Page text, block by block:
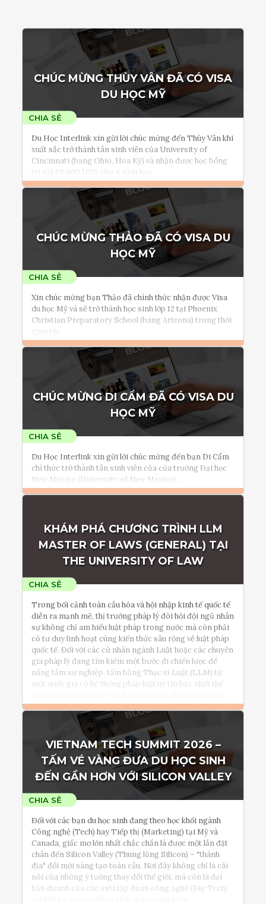
CHÚC MỪNG THÙY VÂN ĐÃ CÓ VISA
DU HỌC MỸ
Du Học Interlink xin gửi lời chúc mừng đến Thùy Vân khi
xuất sắc trở thành tân sinh viên của University of
Cincinnati (bang Ohio, Hoa Kỳ) và nhận được học bổng
trị giá 68,000 USD cho 4 năm học.
Đọc thêm
Tham vấn Interlink
CHÚC MỪNG THẢO ĐÃ CÓ VISA DU
HỌC MỸ
Xin chúc mừng bạn Thảo đã chính thức nhận được Visa
du học Mỹ và sẽ trở thành học sinh lớp 12 tại Phoenix
Christian Preparatory School (bang Arizona) trong thời
gian tới.
Đọc thêm
Tham vấn Interlink
CHÚC MỪNG DI CẨM ĐÃ CÓ VISA DU
HỌC MỸ
Du Học Interlink xin gửi lời chúc mừng đến bạn Di Cẩm
chí thức trở thành tân sinh viên của của trường Đại học
New Mexico (University of New Mexico).
Tham vấn Interlink
KHÁM PHÁ CHƯƠNG TRÌNH LLM
MASTER OF LAWS (GENERAL) TẠI
THE UNIVERSITY OF LAW
Trong bối cảnh toàn cầu hóa và hội nhập kinh tế quốc tế
diễn ra mạnh mẽ, thị trường pháp lý đòi hỏi đội ngũ nhân
sự không chỉ am hiểu luật pháp trong nước mà còn phải
có tư duy linh hoạt cùng kiến thức sâu rộng về luật pháp
quốc tế. Đối với các cử nhân ngành Luật hoặc các chuyên
gia pháp lý đang tìm kiếm một bước đi chiến lược để
nâng tầm sự nghiệp, tấm bằng Thạc sĩ Luật (LLM) từ
một quốc gia có hệ thống pháp luật uy tín bậc nhất thế
Đọc thêm
Tham vấn Interlink
VIETNAM TECH SUMMIT 2026 –
TẤM VÉ VÀNG ĐƯA DU HỌC SINH
ĐẾN GẦN HƠN VỚI SILICON VALLEY
Đối với các bạn du học sinh đang theo học khối ngành
Công nghệ (Tech) hay Tiếp thị (Marketing) tại Mỹ và
Canada, giấc mơ lớn nhất chắc chắn là được một lần đặt
chân đến Silicon Valley (Thung lũng Silicon) – "thánh
địa" đổi mới sáng tạo toàn cầu. Nơi đây không chỉ là cái
nôi của những ý tưởng thay đổi thế giới, mà còn là đại
bản doanh của các siêu tập đoàn công nghệ (Big Tech)